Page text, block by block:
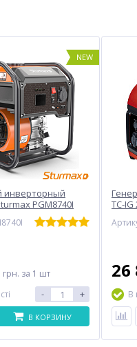
NEW
инверторный
PGM8740I
грн. за 1 шт
- +
В КОРЗИНУ
TC-IG
26
В